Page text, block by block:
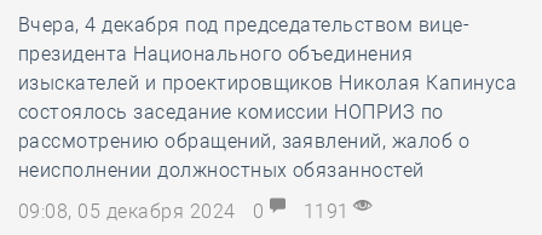
Вчера, 4 декабря под председательством вице-
президента Национального объединения
изыскателей и проектировщиков Николая Капинуса
состоялось заседание комиссии НОПРИЗ по
рассмотрению обращений, заявлений, жалоб о
неисполнении должностных обязанностей
09:08, 05 декабря 2024
0 1191